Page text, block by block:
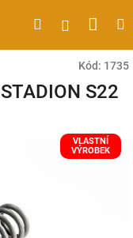
HledatPřihlášení
Kód: 1735
S22
VLASTNÍ
VÝROBEK